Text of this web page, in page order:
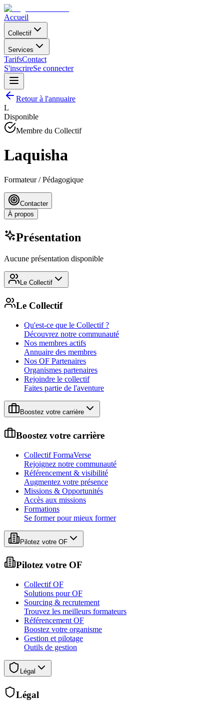
Accueil
Collectif
Services
TarifsContact
S'inscrireSe connecter
Retour à l'annuaire
L
Disponible
Membre du Collectif
Laquisha
Formateur / Pédagogique
Contacter
À propos
Présentation
Aucune présentation disponible
Le Collectif
Le Collectif
Qu'est-ce que le Collectif ?
Découvrez notre communauté
Nos membres actifs
Annuaire des membres
Nos OF Partenaires
Organismes partenaires
Rejoindre le collectif
Faites partie de l'aventure
Boostez votre carrière
Boostez votre carrière
Collectif FormaVerse
Rejoignez notre communauté
Référencement & visibilité
Augmentez votre présence
Missions & Opportunités
Accès aux missions
Formations
Se former pour mieux former
Pilotez votre OF
Pilotez votre OF
Collectif OF
Solutions pour OF
Sourcing & recrutement
Trouvez les meilleurs formateurs
Référencement OF
Boostez votre organisme
Gestion et pilotage
Outils de gestion
Légal
Légal